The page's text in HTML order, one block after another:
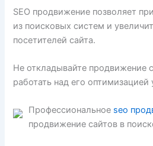
SEO продвижение позволяет
из поисковых систем и
посетителей сайта.
Не откладывайте продвижение
работать над его оптимизацией
Профессиональное seo
продвижение сайтов в